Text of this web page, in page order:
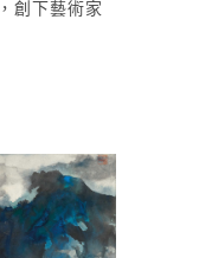
創下藝術家